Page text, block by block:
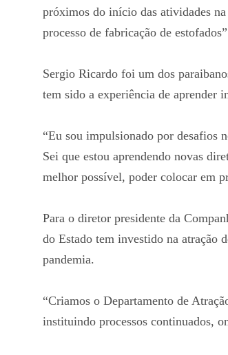
próximos do início das atividades na
processo de fabricação de
Sergio Ricardo foi um dos
tem sido a experiência de aprender
“Eu sou impulsionado por desafios
Sei que estou aprendendo novas
melhor possível, poder colocar em
Para o diretor presidente da
do Estado tem investido na atração
pandemia.
“Criamos o Departamento de
instituindo processos continuados,